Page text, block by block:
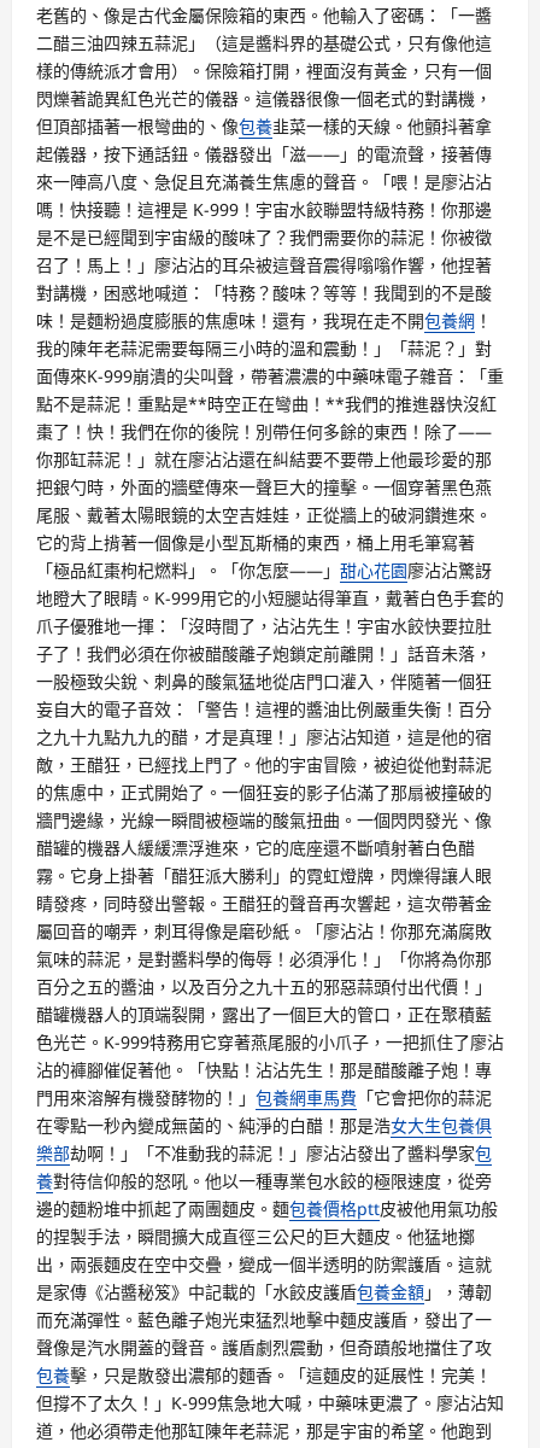
老舊的、像是古代金屬保險箱的東西。他輸入了密碼：「一醬
二醋三油四辣五蒜泥」（這是醬料界的基礎公式，只有像他這
樣的傳統派才會用）。保險箱打開，裡面沒有黃金，只有一個
閃爍著詭異紅色光芒的儀器。這儀器很像一個老式的對講機，
但頂部插著一根彎曲的、像包養韭菜一樣的天線。他顫抖著拿
起儀器，按下通話鈕。儀器發出「滋——」的電流聲，接著傳
來一陣高八度、急促且充滿養生焦慮的聲音。「喂！是廖沾沾
嗎！快接聽！這裡是 K-999！宇宙水餃聯盟特級特務！你那邊
是不是已經聞到宇宙級的酸味了？我們需要你的蒜泥！你被徵
召了！馬上！」廖沾沾的耳朵被這聲音震得嗡嗡作響，他捏著
對講機，困惑地喊道：「特務？酸味？等等！我聞到的不是酸
味！是麵粉過度膨脹的焦慮味！還有，我現在走不開包養網 ！
我的陳年老蒜泥需要每隔三小時的溫和震動！」「蒜泥？」對
面傳來K-999崩潰的尖叫聲，帶著濃濃的中藥味電子雜音：「重
點不是蒜泥！重點是**時空正在彎曲！**我們的推進器快沒紅
棗了！快！我們在你的後院！別帶任何多餘的東西！除了——
你那缸蒜泥！」就在廖沾沾還在糾結要不要帶上他最珍愛的那
把銀勺時，外面的牆壁傳來一聲巨大的撞擊。一個穿著黑色燕
尾服、戴著太陽眼鏡的太空吉娃娃，正從牆上的破洞鑽進來。
它的背上揹著一個像是小型瓦斯桶的東西，桶上用毛筆寫著
「極品紅棗枸杞燃料」。「你怎麼——」 甜心花園廖沾沾驚訝
地瞪大了眼睛。K-999用它的小短腿站得筆直，戴著白色手套的
爪子優雅地一揮：「沒時間了，沾沾先生！宇宙水餃快要拉肚
子了！我們必須在你被醋酸離子炮鎖定前離開！」話音未落，
一股極致尖銳、刺鼻的酸氣猛地從店門口灌入，伴隨著一個狂
妄自大的電子音效：「警告！這裡的醬油比例嚴重失衡！百分
之九十九點九九的醋，才是真理！」廖沾沾知道，這是他的宿
敵，王醋狂，已經找上門了。他的宇宙冒險，被迫從他對蒜泥
的焦慮中，正式開始了。一個狂妄的影子佔滿了那扇被撞破的
牆門邊緣，光線一瞬間被極端的酸氣扭曲。一個閃閃發光、像
醋罐的機器人緩緩漂浮進來，它的底座還不斷噴射著白色醋
霧。它身上掛著「醋狂派大勝利」的霓虹燈牌，閃爍得讓人眼
睛發疼，同時發出警報。王醋狂的聲音再次響起，這次帶著金
屬回音的嘲弄，刺耳得像是磨砂紙。「廖沾沾！你那充滿腐敗
氣味的蒜泥，是對醬料學的侮辱！必須淨化！」「你將為你那
百分之五的醬油，以及百分之九十五的邪惡蒜頭付出代價！」
醋罐機器人的頂端裂開，露出了一個巨大的管口，正在聚積藍
色光芒。K-999特務用它穿著燕尾服的小爪子，一把抓住了廖沾
沾的褲腳催促著他。「快點！沾沾先生！那是醋酸離子炮！專
門用來溶解有機發酵物的！」 包養網車馬費 「它會把你的蒜泥
在零點一秒內變成無菌的、純淨的白醋！那是浩女大生包養俱
樂部劫啊！」「不准動我的蒜泥！」廖沾沾發出了醬料學家包
養對待信仰般的怒吼。他以一種專業包水餃的極限速度，從旁
邊的麵粉堆中抓起了兩團麵皮。麵包養價格ptt皮被他用氣功般
的捏製手法，瞬間擴大成直徑三公尺的巨大麵皮。他猛地擲
出，兩張麵皮在空中交疊，變成一個半透明的防禦護盾。這就
是家傳《沾醬秘笈》中記載的「水餃皮護盾包養金額」，薄韌
而充滿彈性。藍色離子炮光束猛烈地擊中麵皮護盾，發出了一
聲像是汽水開蓋的聲音。護盾劇烈震動，但奇蹟般地擋住了攻
包養擊，只是散發出濃郁的麵香。「這麵皮的延展性！完美！
但撐不了太久！」K-999焦急地大喊，中藥味更濃了。廖沾沾知
道，他必須帶走他那缸陳年老蒜泥，那是宇宙的希望。他跑到